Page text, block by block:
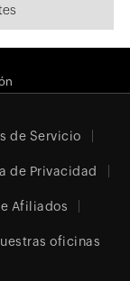
de Servicio
de Privacidad
Afiliados
oficinas